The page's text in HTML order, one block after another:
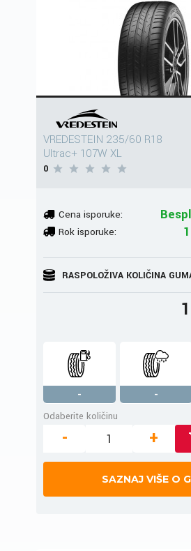
VREDESTEIN 235/60 R18
Ultrac+ 107W XL
0
Cena isporuke:
Rok isporuke:
RASPOLOŽIVA KOLIČINA
- -
Odaberite količinu
- +
SAZNAJ VIŠE O